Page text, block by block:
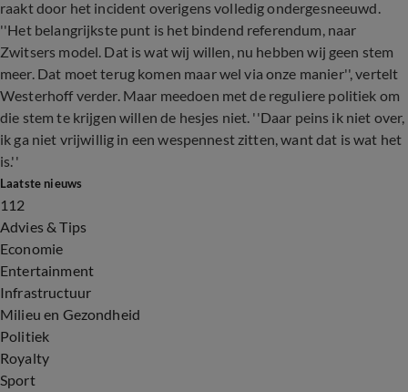
raakt door het incident overigens volledig ondergesneeuwd.
''Het belangrijkste punt is het bindend referendum, naar
Zwitsers model. Dat is wat wij willen, nu hebben wij geen stem
meer. Dat moet terug komen maar wel via onze manier'', vertelt
Westerhoff verder. Maar meedoen met de reguliere politiek om
die stem te krijgen willen de hesjes niet. ''Daar peins ik niet over,
ik ga niet vrijwillig in een wespennest zitten, want dat is wat het
is.''
Laatste nieuws
112
Advies & Tips
Economie
Entertainment
Infrastructuur
Milieu en Gezondheid
Politiek
Royalty
Sport